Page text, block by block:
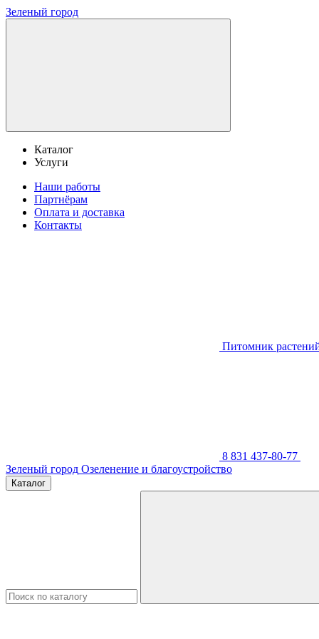
Зеленый город
Каталог
Услуги
Наши работы
Партнёрам
Оплата и доставка
Контакты
Питомник
8 831 437-80-77
Зеленый город Озеленение и благоустройство
Каталог